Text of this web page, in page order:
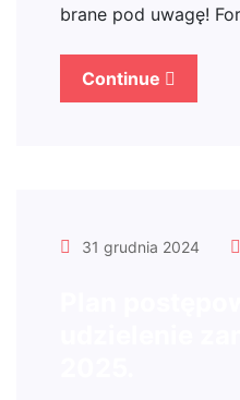
brane pod uwagę!
Continue
31 grudnia 2024